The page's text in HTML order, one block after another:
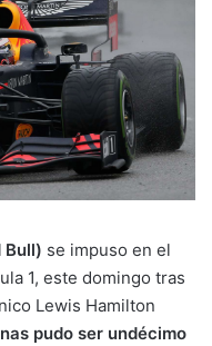
Bull) se impuso en el
1, este domingo tras
Lewis Hamilton
pudo ser undécimo